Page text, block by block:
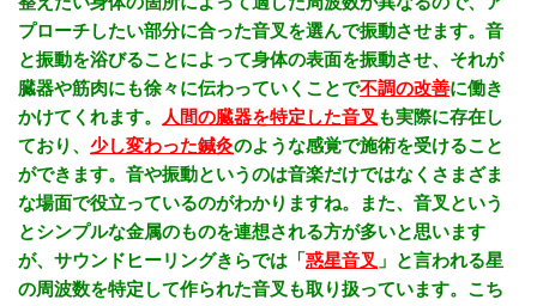
プローチしたい部分に合った音叉を選んで振動させます。音
と振動を浴びることによって身体の表面を振動させ、それが
臓器や筋肉にも徐々に伝わっていくことで不調の改善に働き
かけてくれます。
人間の臓器を特定した音叉も実際に存在し
ており、 少し変わった鍼灸のような感覚で施術を受けること
ができます。音や振動というのは音楽だけではなくさまざま
な場面で役立っているのがわかりますね。また、音叉という
とシンプルな金属のものを連想される方が多いと思います
が、サウンドヒーリングきらでは「 惑星音叉 」と言われる星
の周波数を特定して作られた音叉も取り扱っています。こち